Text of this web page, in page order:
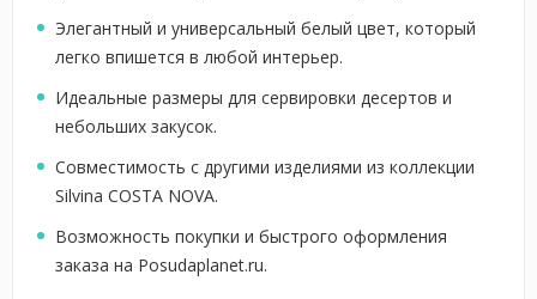
Элегантный и универсальный белый цвет, который
легко впишется в любой интерьер.
Идеальные размеры для сервировки десертов и
небольших закусок.
Совместимость с другими изделиями из коллекции
Silvina COSTA NOVA.
Возможность покупки и быстрого оформления
заказа на Posudaplanet.ru.